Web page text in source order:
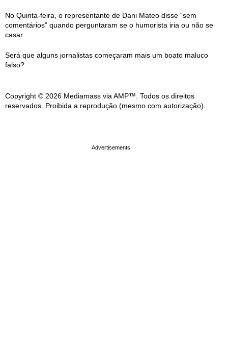
No Quinta-feira, o representante de Dani Mateo disse “sem
comentários” quando perguntaram se o humorista iria ou não se
casar.
Será que alguns jornalistas começaram mais um boato maluco
falso?
Copyright © 2026 Mediamass via AMP™. Todos os direitos
reservados. Proibida a reprodução (mesmo com autorização).